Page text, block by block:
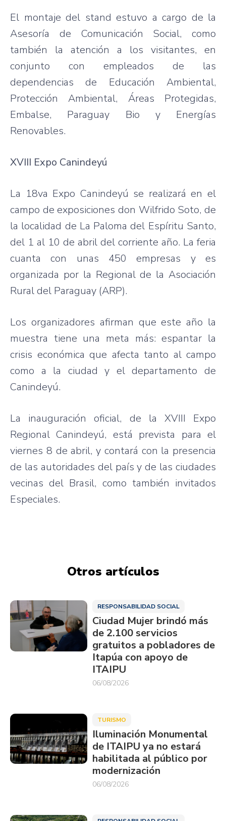
El montaje del stand estuvo a cargo de la
Asesoría de Comunicación Social, como
también la atención a los visitantes, en
conjunto con empleados de las
dependencias de Educación Ambiental,
Protección Ambiental, Áreas Protegidas,
Embalse, Paraguay Bio y Energías
Renovables.
XVIII Expo Canindeyú
La 18va Expo Canindeyú se realizará en el
campo de exposiciones don Wilfrido Soto, de
la localidad de La Paloma del Espíritu Santo,
del 1 al 10 de abril del corriente año. La feria
cuanta con unas 450 empresas y es
organizada por la Regional de la Asociación
Rural del Paraguay (ARP).
Los organizadores afirman que este año la
muestra tiene una meta más: espantar la
crisis económica que afecta tanto al campo
como a la ciudad y el departamento de
Canindeyú.
La inauguración oficial, de la XVIII Expo
Regional Canindeyú, está prevista para el
viernes 8 de abril, y contará con la presencia
de las autoridades del país y de las ciudades
vecinas del Brasil, como también invitados
Especiales.
Otros artículos
RESPONSABILIDAD SOCIAL
Ciudad Mujer brindó más
de 2.100 servicios
gratuitos a pobladores de
Itapúa con apoyo de
ITAIPU
06/08/2026
TURISMO
Iluminación Monumental
de ITAIPU ya no estará
habilitada al público por
modernización
06/08/2026